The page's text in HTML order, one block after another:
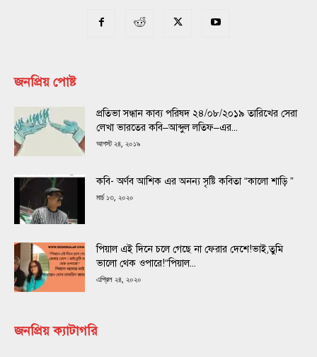
জনপ্রিয় পোষ্ট
প্রতিভা সন্ধান কাব্য পরিষদ ২৪/০৮/২০১৯ তারিখের সেরা
লেখা ভারতের কবি–আব্দুল লতিফ–এর...
আগস্ট ২৪, ২০১৯
কবি- অর্ণব আশিক এর অনন্য সৃষ্টি কবিতা “কালো শাড়ি ”
মার্চ ১৩, ২০২০
পিয়াল এই দিনে চলে গেছে না ফেরার দেশে!ভাই,তুমি
ভালো থেক ওপারে!“পিয়াল...
এপ্রিল ২৪, ২০২০
জনপ্রিয় ক্যাটাগরি